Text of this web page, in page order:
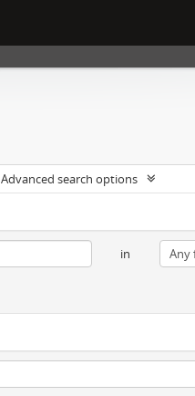
Advanced search options
in